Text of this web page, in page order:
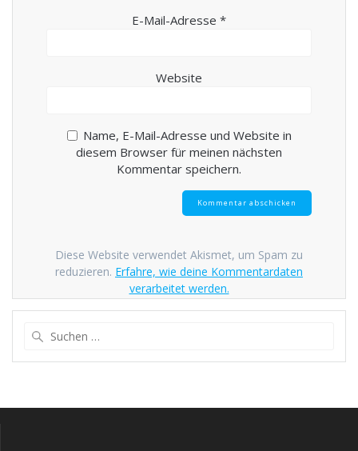
E-Mail-Adresse *
Website
Name, E-Mail-Adresse und Website in
diesem Browser für meinen nächsten
Kommentar speichern.
Diese Website verwendet Akismet, um Spam zu
reduzieren. Erfahre, wie deine Kommentardaten
verarbeitet werden.